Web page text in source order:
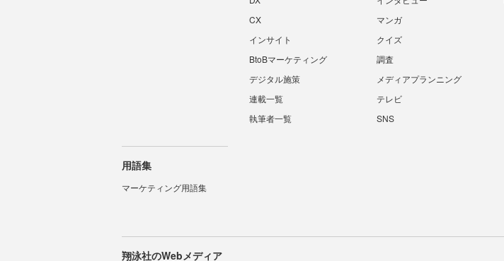
CX
マンガ
インサイト
クイズ
BtoBマーケティング
調査
デジタル施策
メディアプランニング
連載一覧
テレビ
執筆者一覧
SNS
用語集
マーケティング用語集
翔泳社のWebメディア